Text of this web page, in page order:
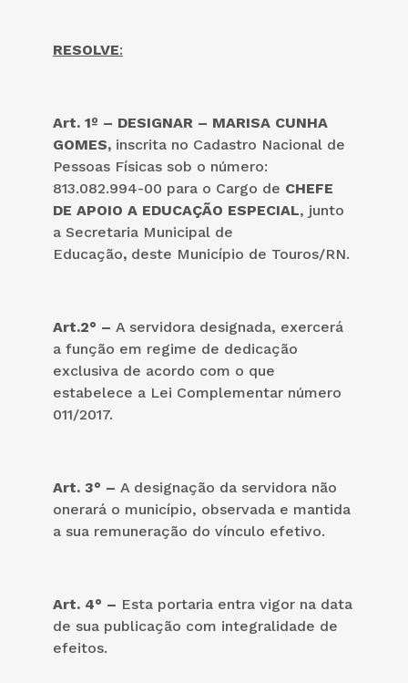
RESOLVE:
Art. 1º – DESIGNAR – MARISA CUNHA
GOMES, inscrita no Cadastro Nacional de
Pessoas Físicas sob o número:
813.082.994-00 para o Cargo de CHEFE
DE APOIO A EDUCAÇÃO ESPECIAL, junto
a Secretaria Municipal de
Educação, deste Município de Touros/RN.
Art.2° – A servidora designada, exercerá
a função em regime de dedicação
exclusiva de acordo com o que
estabelece a Lei Complementar número
011/2017.
Art. 3° – A designação da servidora não
onerará o município, observada e mantida
a sua remuneração do vínculo efetivo.
Art. 4° – Esta portaria entra vigor na data
de sua publicação com integralidade de
efeitos.